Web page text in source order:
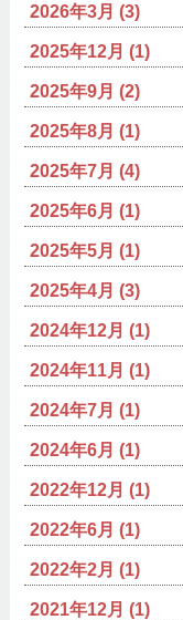
2026年3月 (3)
2025年12月 (1)
2025年9月 (2)
2025年8月 (1)
2025年7月 (4)
2025年6月 (1)
2025年5月 (1)
2025年4月 (3)
2024年12月 (1)
2024年11月 (1)
2024年7月 (1)
2024年6月 (1)
2022年12月 (1)
2022年6月 (1)
2022年2月 (1)
2021年12月 (1)